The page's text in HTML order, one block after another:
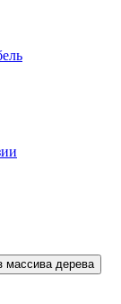
массива дерева